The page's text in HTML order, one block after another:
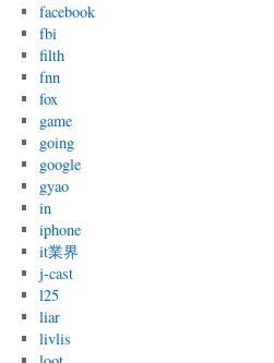
facebook
fbi
filth
fnn
fox
game
going
google
gyao
in
iphone
it業界
j-cast
l25
liar
livlis